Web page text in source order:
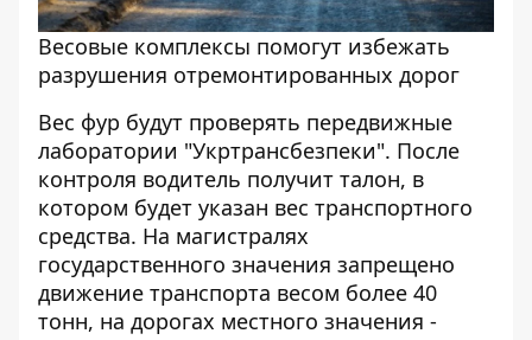
Весовые комплексы помогут избежать
разрушения отремонтированных дорог
Вес фур будут проверять передвижные
лаборатории "Укртрансбезпеки". После
контроля водитель получит талон, в
котором будет указан вес транспортного
средства. На магистралях
государственного значения запрещено
движение транспорта весом более 40
тонн, на дорогах местного значения -